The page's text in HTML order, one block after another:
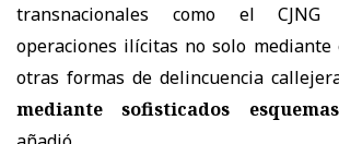
transnacionales como el
operaciones ilícitas no solo
otras formas de delincuencia
mediante sofisticados